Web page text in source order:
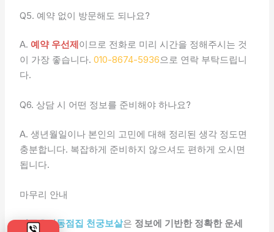
Q5. 예약 없이 방문해도 되나요?
A. 예약 우선제이므로 전화로 미리 시간을 정해주시는 것
이 가장 좋습니다.010-8674-5936으로 연락 부탁드립니
다.
Q6. 상담 시 어떤 정보를 준비해야 하나요?
A. 생년월일이나 본인의 고민에 대해 정리된 생각 정도면
충분합니다. 복잡하게 준비하지 않으셔도 편하게 오시면
됩니다.
마무리 안내
광주우산동점집 천궁보살은 정보에 기반한 정확한 운세